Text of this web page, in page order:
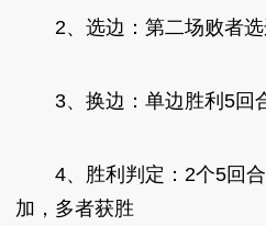
2、选边：第二场败者选
3、换边：单边胜利5回
4、胜利判定：2个5回合
加，多者获胜